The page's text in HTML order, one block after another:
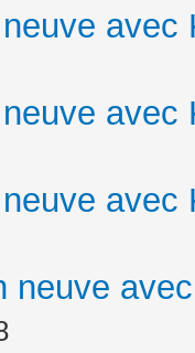
avec
avec
avec
neuve